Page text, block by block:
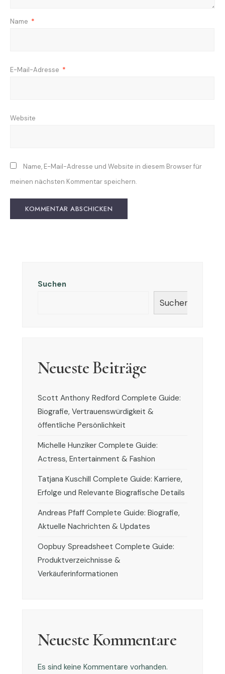
Name *
E-Mail-Adresse *
Website
Name, E-Mail-Adresse und Website in diesem Browser für
meinen nächsten Kommentar speichern.
Suchen
Suchen
Neueste Beiträge
Scott Anthony Redford Complete Guide:
Biografie, Vertrauenswürdigkeit &
öffentliche Persönlichkeit
Michelle Hunziker Complete Guide:
Actress, Entertainment & Fashion
Tatjana Kuschill Complete Guide: Karriere,
Erfolge und Relevante Biografische Details
Andreas Pfaff Complete Guide: Biografie,
Aktuelle Nachrichten & Updates
Oopbuy Spreadsheet Complete Guide:
Produktverzeichnisse &
Verkäuferinformationen
Neueste Kommentare
Es sind keine Kommentare vorhanden.